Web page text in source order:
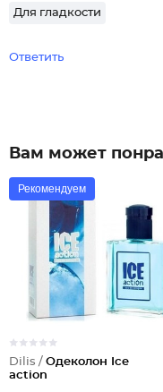
Для гладкости
Ответить
Вам может
Рекомендуем
Dilis / Одеколон Ice
action